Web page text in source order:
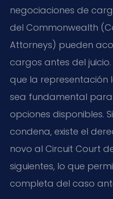
negociaciones de
del Commonwealth
Attorneys) pueden
cargos antes del
que la representación
sea fundamental
opciones disponibles.
condena, existe el
novo al Circuit Court
siguientes, lo que
completa del caso